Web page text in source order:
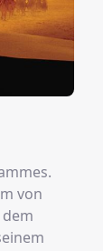
von